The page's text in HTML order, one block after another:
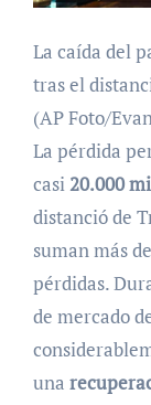
La caída del
tras el
(AP Foto/
La pérdida
casi20.000
distanció de
suman más de
pérdidas.
de mercado
una